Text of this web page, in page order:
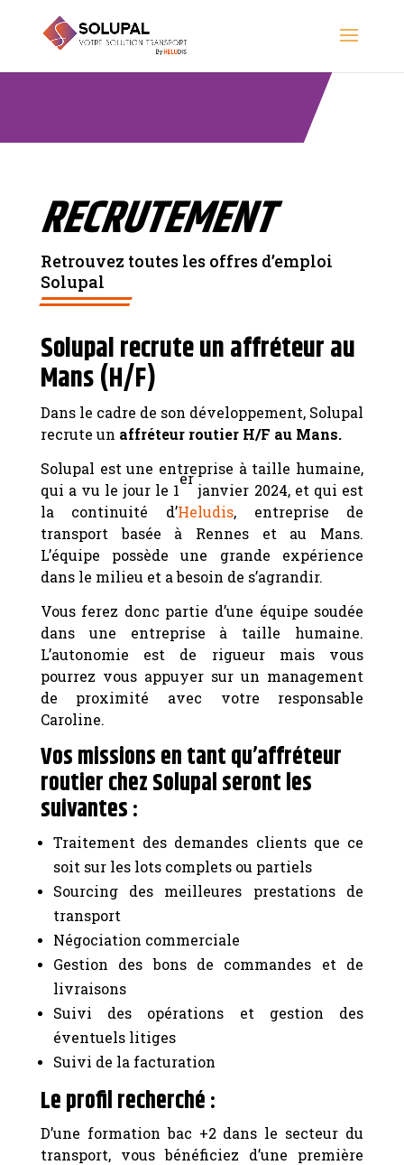
RECRUTEMENT
Retrouvez toutes les offres d’emploi
Solupal
Solupal recrute un affréteur au
Mans (H/F)
Dans le cadre de son développement, Solupal
recrute un affréteur routier H/F au Mans.
Solupal est une entreprise à taille humaine,
qui a vu le jour le 1
er
janvier 2024, et qui est
la continuité d’Heludis, entreprise de
transport basée à Rennes et au Mans.
L’équipe possède une grande expérience
dans le milieu et a besoin de s’agrandir.
Vous ferez donc partie d’une équipe soudée
dans une entreprise à taille humaine.
L’autonomie est de rigueur mais vous
pourrez vous appuyer sur un management
de proximité avec votre responsable
Caroline.
Vos missions en tant qu’affréteur
routier chez Solupal seront les
suivantes :
Traitement des demandes clients que ce
soit sur les lots complets ou partiels
Sourcing des meilleures prestations de
transport
Négociation commerciale
Gestion des bons de commandes et de
livraisons
Suivi des opérations et gestion des
éventuels litiges
Suivi de la facturation
Le profil recherché :
D’une formation bac +2 dans le secteur du
transport, vous bénéficiez d’une première